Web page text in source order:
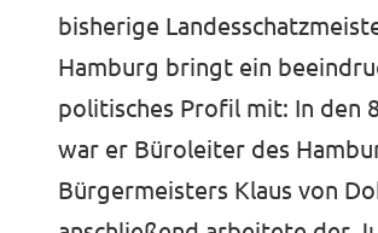
bisherige
Hamburg bringt ein
politisches Profil mit: In den
war er Büroleiter des
Bürgermeisters Klaus von